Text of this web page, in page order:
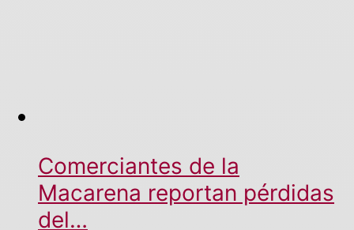
Comerciantes de la
Macarena reportan pérdidas
del…